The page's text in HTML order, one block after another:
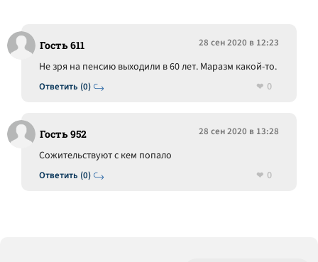
Гость 611 28 сен 2020 в 12:23
Ответить (0)
Не зря на пенсию выходили в 60 лет. Маразм какой-то.
0
Гость 952 28 сен 2020 в 13:28
Ответить (0)
Сожительствуют с кем попало
0